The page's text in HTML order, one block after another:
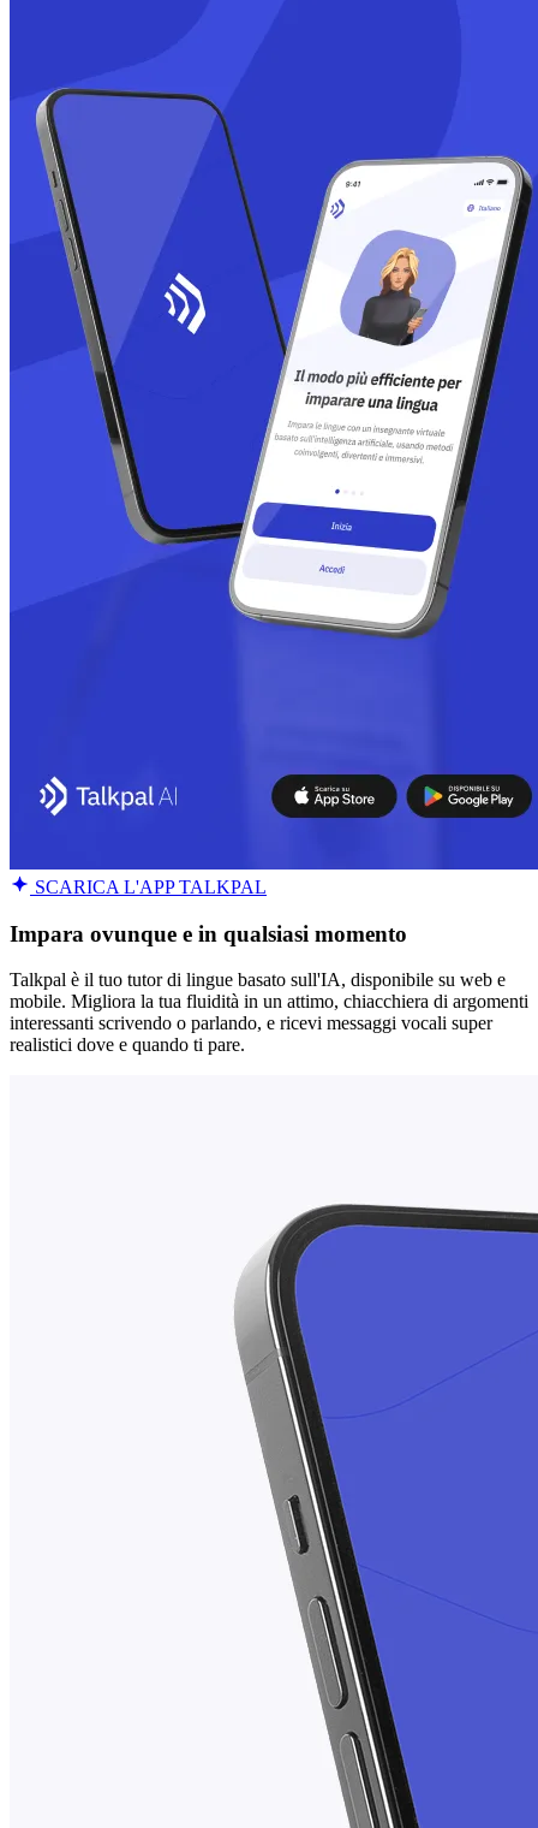
SCARICA L'APP TALKPAL
Impara ovunque e in qualsiasi momento
Talkpal è il tuo tutor di lingue basato sull'IA, disponibile su web e
mobile. Migliora la tua fluidità in un attimo, chiacchiera di argomenti
interessanti scrivendo o parlando, e ricevi messaggi vocali super
realistici dove e quando ti pare.